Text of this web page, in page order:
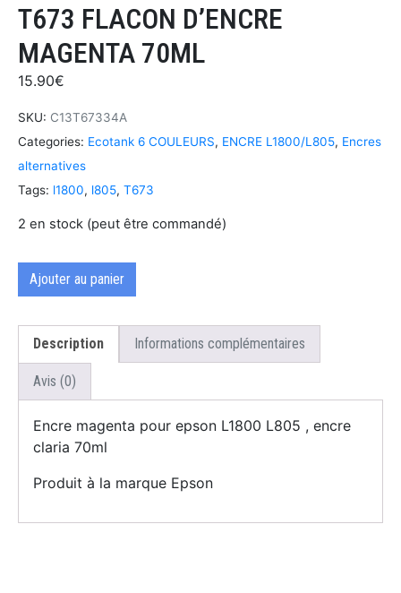
T673 FLACON D’ENCRE
MAGENTA 70ML
15.90€
SKU: C13T67334A
Categories: Ecotank 6 COULEURS, ENCRE L1800/L805, Encres
alternatives
Tags: l1800, l805, T673
2 en stock (peut être commandé)
Ajouter au panier
Description Informations complémentaires
Avis (0)
Encre magenta pour epson L1800 L805 , encre
claria 70ml
Produit à la marque Epson